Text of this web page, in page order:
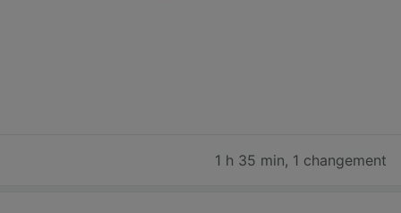
1 h 35 min, 1 changement